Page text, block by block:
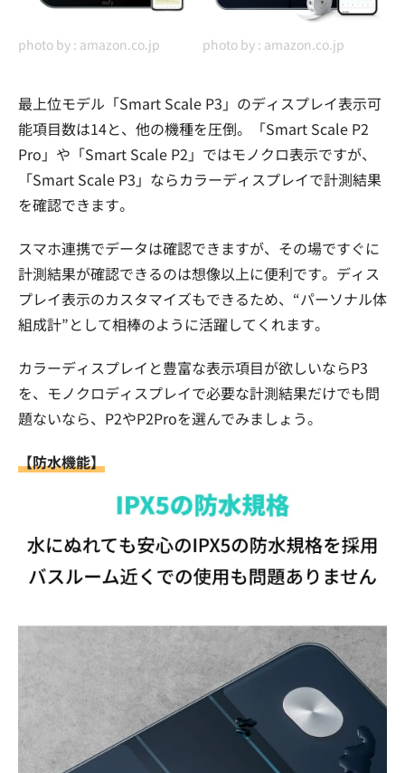
photo by : amazon.co.jp photo by : amazon.co.jp
最上位モデル「Smart Scale P3」のディスプレイ表示可
能項目数は14と、他の機種を圧倒。「Smart Scale P2
Pro」や「Smart Scale P2」ではモノクロ表示ですが、
「Smart Scale P3」ならカラーディスプレイで計測結果
を確認できます。
スマホ連携でデータは確認できますが、その場ですぐに
計測結果が確認できるのは想像以上に便利です。ディス
プレイ表示のカスタマイズもできるため、“パーソナル体
組成計”として相棒のように活躍してくれます。
カラーディスプレイと豊富な表示項目が欲しいならP3
を、モノクロディスプレイで必要な計測結果だけでも問
題ないなら、P2やP2Proを選んでみましょう。
【防水機能】